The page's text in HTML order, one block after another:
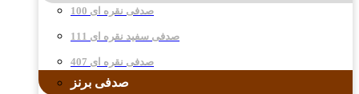
صدفی نقره ای 100
صدفی سفید نقره ای 111
صدفی نقره ای 407
صدفی برنز